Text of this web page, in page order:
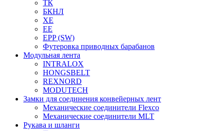
ТК
БКНЛ
XE
EE
EPP (SW)
Футеровка приводных барабанов
Модульная лента
INTRALOX
HONGSBELT
REXNORD
MODUTECH
Замки для соединения конвейерных лент
Механические соединители Flexco
Механические соединители MLT
Рукава и шланги